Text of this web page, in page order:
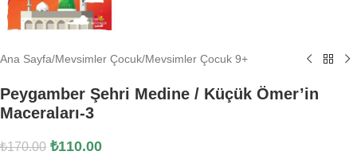
Ana Sayfa/Mevsimler Çocuk/Mevsimler Çocuk 9+
Peygamber Şehri Medine / Küçük Ömer’in
Maceraları-3
₺170.00 ₺110.00